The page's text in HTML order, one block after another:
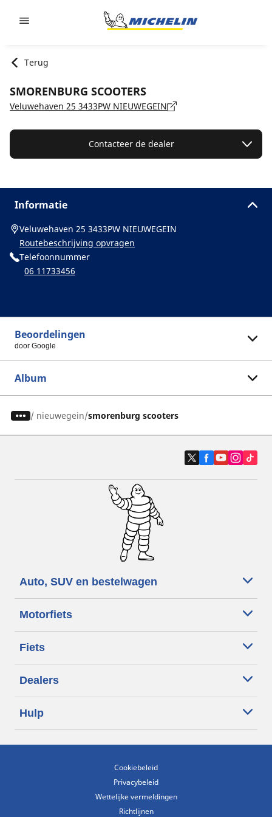
Terug
SMORENBURG SCOOTERS
Veluwehaven 25 3433PW NIEUWEGEIN
Contacteer de dealer
Informatie
Veluwehaven 25 3433PW NIEUWEGEIN
Routebeschrijving opvragen
Telefoonnummer
06 11733456
Beoordelingen
door Google
Album
/ nieuwegein smorenburg scooters
Auto, SUV en bestelwagen
Motorfiets
Fiets
Dealers
Hulp
Cookiebeleid
Privacybeleid
Wettelijke vermeldingen
Richtlijnen